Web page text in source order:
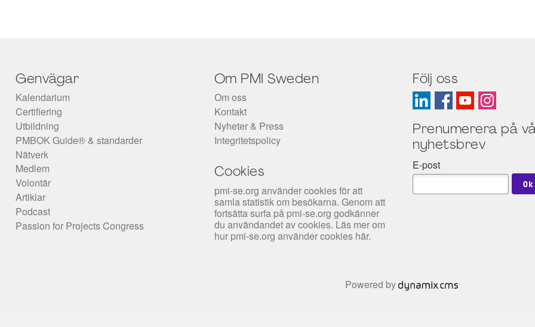
Genvägar
Kalendarium
Certifiering
Utbildning
PMBOK Guide® & standarder
Nätverk
Medlem
Volontär
Artiklar
Podcast
Passion for Projects Congress
Om PMI Sweden
Om oss
Kontakt
Nyheter & Press
Integritetspolicy
Cookies
pmi-se.org använder cookies för att
samla statistik om besökarna. Genom att
fortsätta surfa på pmi-se.org godkänner
du användandet av cookies. Läs mer om
hur pmi-se.org använder cookies här.
Följ oss
Prenumerera på
nyhetsbrev
E-post
Powered by